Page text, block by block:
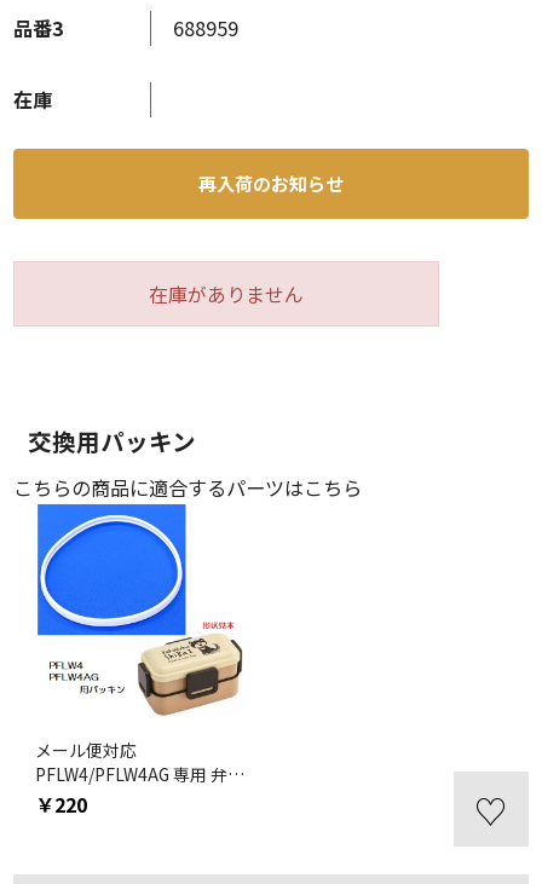
品番3 688959
在庫
交換用パッキン
こちらの商品に適合するパーツはこちら
メール便対応
PFLW4/PFLW4AG 専用 弁当
箱用 パッキン P-PFLW4AG-
￥220
再入荷のお知らせ
在庫がありません